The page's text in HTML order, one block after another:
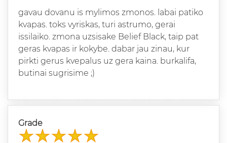
gavau dovanu is mylimos zmonos. labai patiko
kvapas. toks vyriskas, turi astrumo, gerai
issilaiko. zmona uzsisake Belief Black, taip pat
geras kvapas ir kokybe. dabar jau zinau, kur
pirkti gerus kvepalus uz gera kaina. burkalifa,
butinai sugrisime ;)
Grade